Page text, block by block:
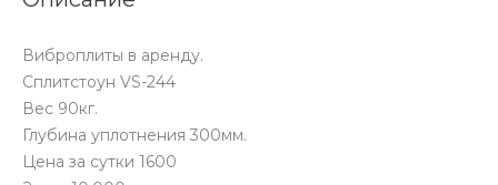
Виброплиты в аренду.
Сплитстоун VS-244
Вес 90кг.
Глубина уплотнения 300мм.
Цена за сутки 1600